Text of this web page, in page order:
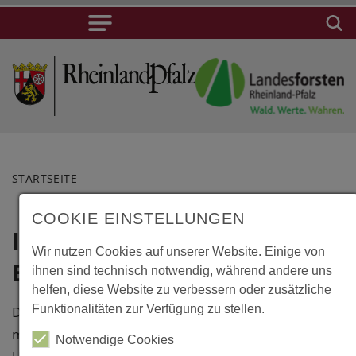
STARTSEITE
Inzell, Moor-
Erlebnispfad
Das Inzeller Filzen wird seit 2003
mit Mitteln der europäischen
Inzell, Moor-
Erlebnispfad
Schwarzberg,
COOKIE EINSTELLUNGEN
Wir nutzen Cookies auf unserer Website. Einige von
ihnen sind technisch notwendig, während andere uns
helfen, diese Website zu verbessern oder zusätzliche
Funktionalitäten zur Verfügung zu stellen.
Notwendige Cookies